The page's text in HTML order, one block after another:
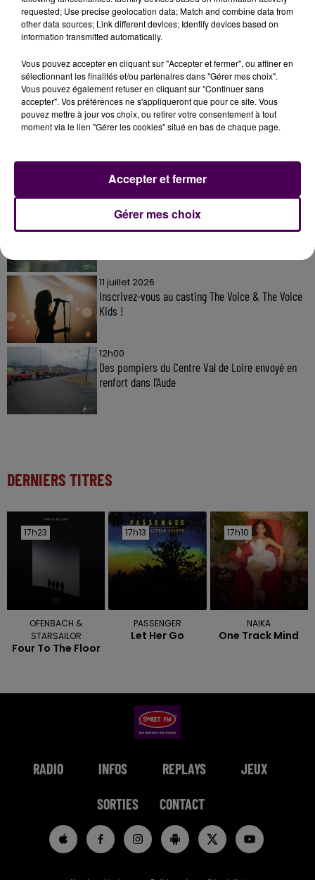
31 juillet 2026
11 juillet 2026
Inscrivez-vous au casting The Voice & The Voice
Kids !
12h00
Des pompiers du Centre Val de Loire envoyé en
renfort dans l'Aude
DERNIERS TITRES
17h23
17h23
OFENBACH &
STARSAILOR
Four To The Floor
17h13
17h13
PASSENGER
Let Her Go
17h10
17h10
NAIKA
One Track Mind
RADIO INFOS REPLAYS JEUX
SORTIES CONTACT
requested; Use precise geolocation data; Match and combine data from
other data sources; Link different devices; Identify devices based on
information transmitted automatically.
Vous pouvez accepter en cliquant sur "Accepter et fermer", ou affiner en
sélectionnant les finalités et/ou partenaires dans "Gérer mes choix".
Vous pouvez également refuser en cliquant sur "Continuer sans
accepter". Vos préférences ne s'appliqueront que pour ce site. Vous
pouvez mettre à jour vos choix, ou retirer votre consentement à tout
moment via le lien "Gérer les cookies" situé en bas de chaque page.
Gérer mes choix
Accepter et fermer